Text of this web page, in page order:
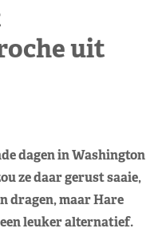
uit
dagen in Washington
ze daar gerust saaie,
dragen, maar Hare
leuker alternatief.